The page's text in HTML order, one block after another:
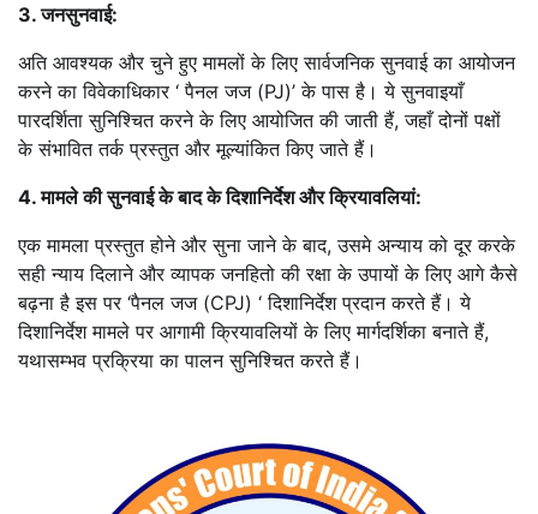
3. जनसुनवाई:
अति आवश्यक और चुने हुए मामलों के लिए सार्वजनिक सुनवाई का आयोजन
करने का विवेकाधिकार ‘ पैनल जज (PJ)’ के पास है। ये सुनवाइयाँ
पारदर्शिता सुनिश्चित करने के लिए आयोजित की जाती हैं, जहाँ दोनों पक्षों
के संभावित तर्क प्रस्तुत और मूल्यांकित किए जाते हैं।
4. मामले की सुनवाई के बाद के दिशानिर्देश और क्रियावलियां:
एक मामला प्रस्तुत होने और सुना जाने के बाद, उसमे अन्याय को दूर करके
सही न्याय दिलाने और व्यापक जनहितो की रक्षा के उपायों के लिए आगे कैसे
बढ़ना है इस पर ‘पैनल जज (CPJ) ‘ दिशानिर्देश प्रदान करते हैं। ये
दिशानिर्देश मामले पर आगामी क्रियावलियों के लिए मार्गदर्शिका बनाते हैं,
यथासम्भव प्रक्रिया का पालन सुनिश्चित करते हैं।